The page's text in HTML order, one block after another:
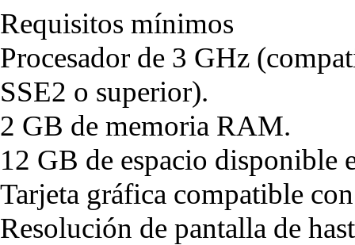
Requisitos mínimos
Procesador de 3 GHz
SSE2 o superior).
2 GB de memoria RAM.
12 GB de espacio disponible
Tarjeta gráfica compatible
Resolución de pantalla de